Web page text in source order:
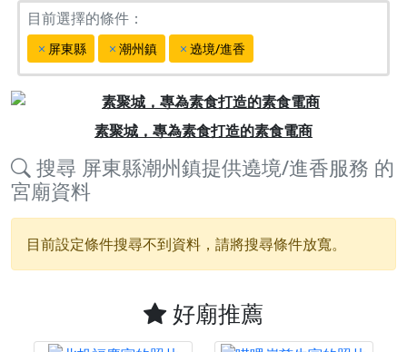
目前選擇的條件：
屏東縣 潮州鎮 遶境/進香
素聚城，專為素食打造的素食電商
Previous
搜尋 屏東縣潮州鎮提供遶境/進香服務 的
宮廟資料
目前設定條件搜尋不到資料，請將搜尋條件放寬。
好廟推薦